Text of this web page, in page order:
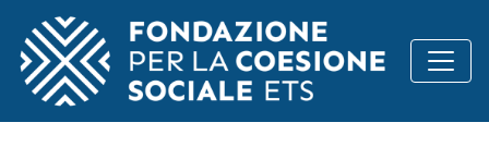
Vai al contenuto